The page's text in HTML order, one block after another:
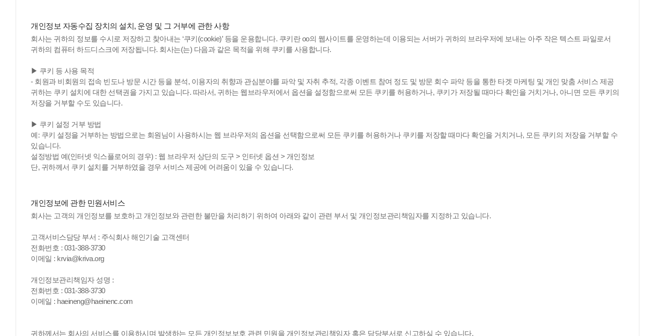
개인정보 자동수집 장치의 설치, 운영 및 그 거부에 관한 사항
회사는 귀하의 정보를 수시로 저장하고 찾아내는 ‘쿠키(cookie)’ 등을 운용합니다. 쿠키란 oo의 웹사이트를 운영하는데 이용되는 서버가 귀하의 브라우저에 보내는 아주 작은 텍스트 파일로서
귀하의 컴퓨터 하드디스크에 저장됩니다. 회사는(는) 다음과 같은 목적을 위해 쿠키를 사용합니다.
▶ 쿠키 등 사용 목적
- 회원과 비회원의 접속 빈도나 방문 시간 등을 분석, 이용자의 취향과 관심분야를 파악 및 자취 추적, 각종 이벤트 참여 정도 및 방문 회수 파악 등을 통한 타겟 마케팅 및 개인 맞춤 서비스 제공
귀하는 쿠키 설치에 대한 선택권을 가지고 있습니다. 따라서, 귀하는 웹브라우저에서 옵션을 설정함으로써 모든 쿠키를 허용하거나, 쿠키가 저장될 때마다 확인을 거치거나, 아니면 모든 쿠키의
저장을 거부할 수도 있습니다.
▶ 쿠키 설정 거부 방법
예: 쿠키 설정을 거부하는 방법으로는 회원님이 사용하시는 웹 브라우저의 옵션을 선택함으로써 모든 쿠키를 허용하거나 쿠키를 저장할 때마다 확인을 거치거나, 모든 쿠키의 저장을 거부할 수
있습니다.
설정방법 예(인터넷 익스플로어의 경우) : 웹 브라우저 상단의 도구 > 인터넷 옵션 > 개인정보
단, 귀하께서 쿠키 설치를 거부하였을 경우 서비스 제공에 어려움이 있을 수 있습니다.
개인정보에 관한 민원서비스
회사는 고객의 개인정보를 보호하고 개인정보와 관련한 불만을 처리하기 위하여 아래와 같이 관련 부서 및 개인정보관리책임자를 지정하고 있습니다.
고객서비스담당 부서 : 주식회사 해인기술 고객센터
전화번호 : 031-388-3730
이메일 : krvia@kriva.org
개인정보관리책임자 성명 :
전화번호 : 031-388-3730
이메일 : haeineng@haeinenc.com
귀하께서는 회사의 서비스를 이용하시며 발생하는 모든 개인정보보호 관련 민원을 개인정보관리책임자 혹은 담당부서로 신고하실 수 있습니다.